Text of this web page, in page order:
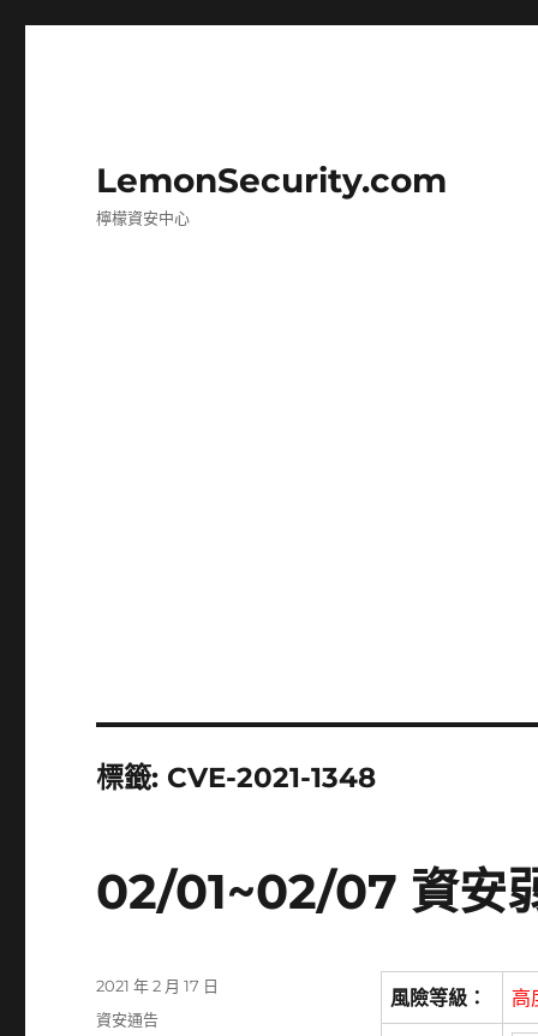
LemonSecurity.com
檸檬資安中心
標籤: CVE-2021-1348
02/01~02/07 資安
風險等級： 高
發
佈
2021 年 2 月 17 日
分
資安通告